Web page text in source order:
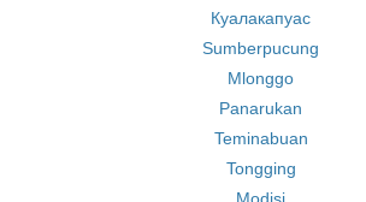
Куалакапуас
Sumberpucung
Mlonggo
Panarukan
Teminabuan
Tongging